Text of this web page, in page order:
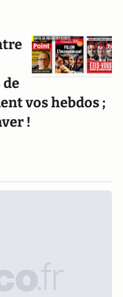
vos hebdos ;
!